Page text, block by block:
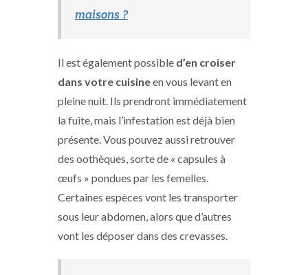
maisons ?
Il est également possible d’en croiser
dans votre cuisineen vous levant en
pleine nuit. Ils prendront immédiatement
la fuite, mais l’infestation est déjà bien
présente. Vous pouvez aussi retrouver
des oothèques, sorte de « capsules à
œufs » pondues par les femelles.
Certaines espèces vont les transporter
sous leur abdomen, alors que d’autres
vont les déposer dans des crevasses.